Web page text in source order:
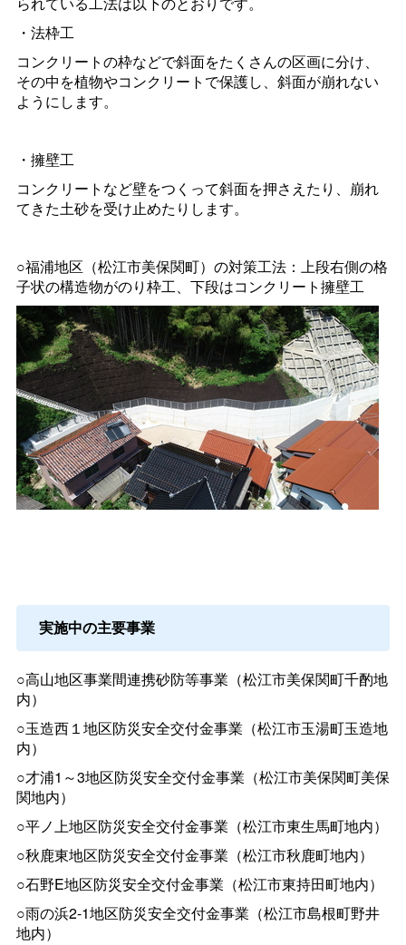
・法枠工
コンクリートの枠などで斜面をたくさんの区画に分け、
その中を植物やコンクリートで保護し、斜面が崩れない
ようにします。
・擁壁工
コンクリートなど壁をつくって斜面を押さえたり、崩れ
てきた土砂を受け止めたりします。
○福浦地区（松江市美保関町）の対策工法：上段右側の格
子状の構造物がのり枠工、下段はコンクリート擁壁工
実施中の主要事業
○高山地区事業間連携砂防等事業（松江市美保関町千酌地
内）
○玉造西１地区防災安全交付金事業（松江市玉湯町玉造地
内）
○才浦1～3地区防災安全交付金事業（松江市美保関町美保
関地内）
○平ノ上地区防災安全交付金事業（松江市東生馬町地内）
○秋鹿東地区防災安全交付金事業（松江市秋鹿町地内）
○石野E地区防災安全交付金事業（松江市東持田町地内）
○雨の浜2-1地区防災安全交付金事業（松江市島根町野井
地内）